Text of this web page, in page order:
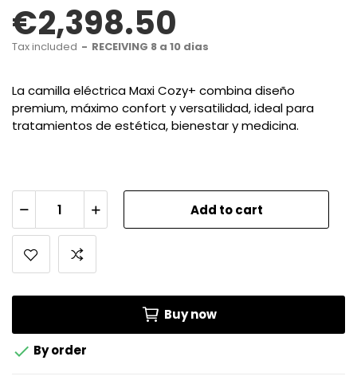
€2,398.50
Tax included RECEIVING 8 a 10 dias
La camilla eléctrica Maxi Cozy+ combina diseño
premium, máximo confort y versatilidad, ideal para
tratamientos de estética, bienestar y medicina.
Add to cart
Buy now
 By order